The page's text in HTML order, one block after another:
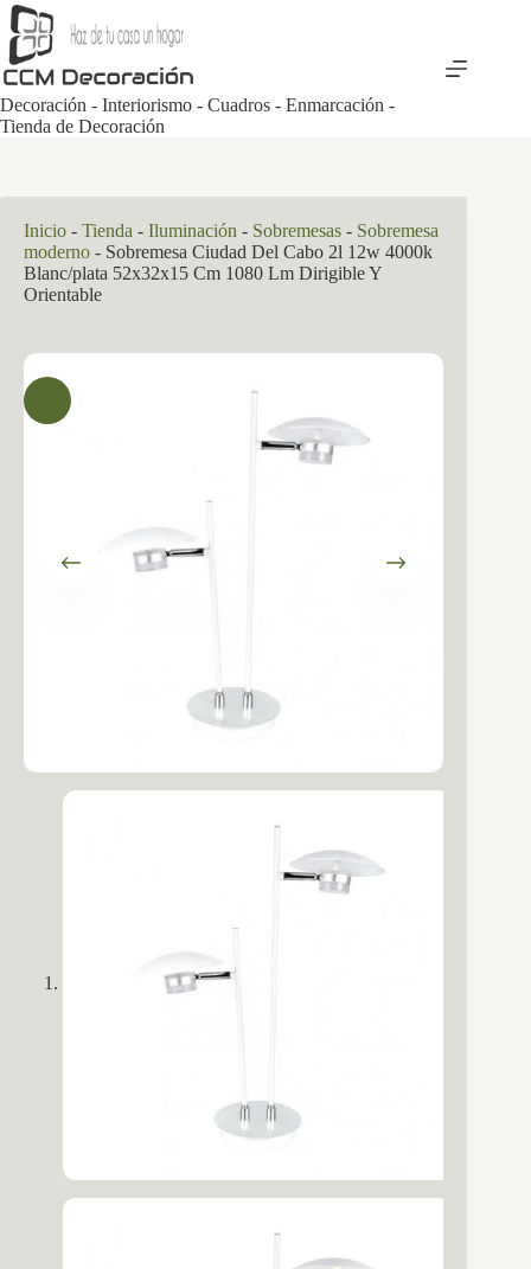
Saltar
al
contenido
Decoración - Interiorismo - Cuadros - Enmarcación -
Tienda de Decoración
Inicio - Tienda - Iluminación - Sobremesas - Sobremesa
moderno - Sobremesa Ciudad Del Cabo 2l 12w 4000k
Blanc/plata 52x32x15 Cm 1080 Lm Dirigible Y
Orientable